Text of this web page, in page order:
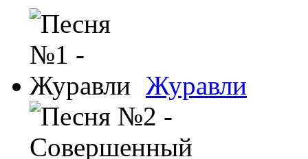
Журавли